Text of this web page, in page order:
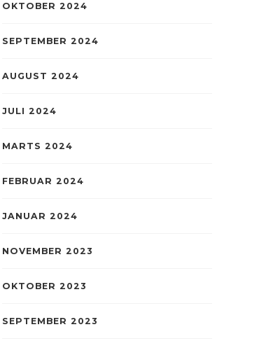
OKTOBER 2024
SEPTEMBER 2024
AUGUST 2024
JULI 2024
MARTS 2024
FEBRUAR 2024
JANUAR 2024
NOVEMBER 2023
OKTOBER 2023
SEPTEMBER 2023